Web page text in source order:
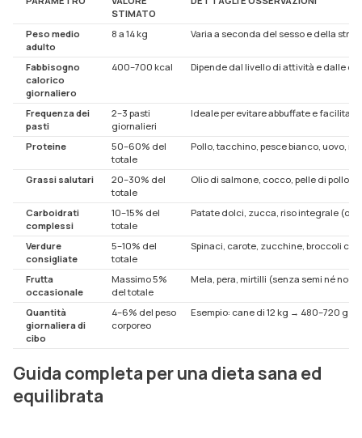
STIMATO
Peso medio
adulto
8 a 14 kg Varia a seconda del sesso e della
Fabbisogno
calorico
giornaliero
400–700 kcal Dipende dal livello di attività e dalle
Frequenza dei
pasti
2–3 pasti
giornalieri
Ideale per evitare abbuffate e
Proteine
50–60% del
totale
Pollo, tacchino, pesce bianco, uovo,
Grassi salutari
20–30% del
totale
Olio di salmone, cocco, pelle di pollo,
Carboidrati
complessi
10–15% del
totale
Patate dolci, zucca, riso integrale
Verdure
consigliate
5–10% del
totale
Spinaci, carote, zucchine, broccoli
Frutta
occasionale
Massimo 5%
del totale
Mela, pera, mirtilli (senza semi né
Quantità
giornaliera di
cibo
4–6% del peso
corporeo
Esempio: cane di 12 kg → 480–720 g
Guida completa per una dieta sana ed
equilibrata